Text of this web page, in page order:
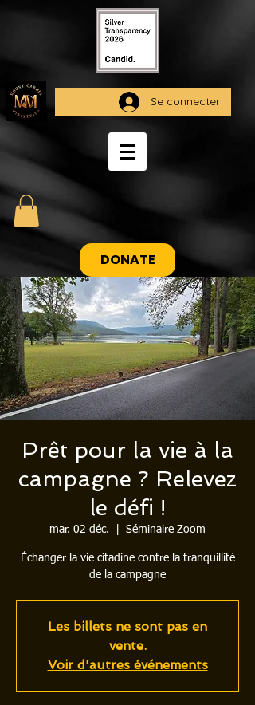
Se connecter
DONATE
Prêt pour la vie à la
campagne ? Relevez
le défi !
mar. 02 déc. Séminaire Zoom
Échanger la vie citadine contre la tranquillité
de la campagne
Les billets ne sont pas en
vente.
Voir d'autres événements